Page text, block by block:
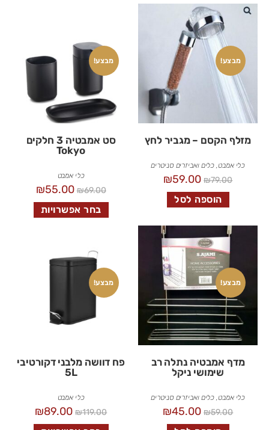
מבצע!
מזלף הקסם – מגביר לחץ
כלי אמבט, כלים ואביזרים סניטרים
₪79.00
₪59.00
הוספה לסל
מבצע!
סט אמבטיה 3 חלקים
Tokyo
כלי אמבט
₪69.00
₪55.00
בחר אפשרויות
מבצע!
מדף אמבטיה נתלה רב
שימושי ניקל
כלי אמבט, כלים ואביזרים סניטרים
₪59.00
₪45.00
מבצע!
פח דוושה מלבני דקורטיבי
5L
כלי אמבט
₪119.00
₪89.00